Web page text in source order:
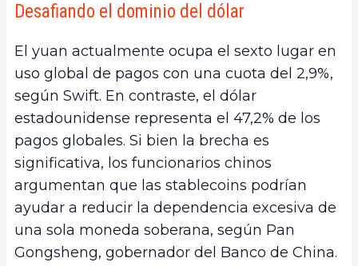
Desafiando el dominio del dólar
El yuan actualmente ocupa el sexto lugar en
uso global de pagos con una cuota del 2,9%,
según Swift. En contraste, el dólar
estadounidense representa el 47,2% de los
pagos globales. Si bien la brecha es
significativa, los funcionarios chinos
argumentan que las stablecoins podrían
ayudar a reducir la dependencia excesiva de
una sola moneda soberana, según Pan
Gongsheng, gobernador del Banco de China.